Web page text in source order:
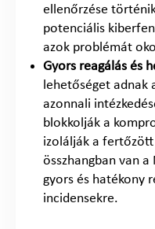
ellenőrzése
potenciális
azok problémát
Gyors reagálás és
lehetőséget adnak
azonnali
blokkolják a
izolálják a fertőzött
összhangban van
gyors és hatékony
incidensekre.